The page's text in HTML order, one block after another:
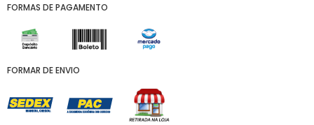
FORMAS DE PAGAMENTO
FORMAR DE ENVIO